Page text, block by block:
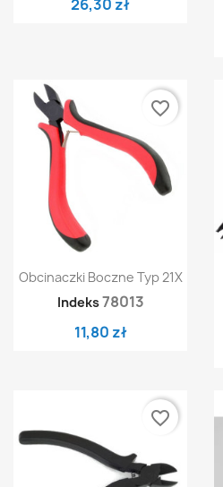
26,30 zł
Obcinaczki Boczne Typ 21X
Indeks78013
11,80 zł
favorite_border
favorite_border